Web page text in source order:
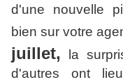
d'une nouvelle
bien sur votre
juillet,
la
d'autres ont